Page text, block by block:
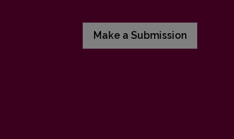
Make a Submission